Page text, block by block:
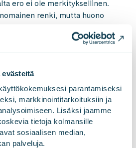
parantamiseksi
markkinointitarkoituksiin ja
Lisäksi jaamme
tietoja kolmansille
sosiaalisen median,
palveluja.
ero ei ole merkityksellinen.
renki, mutta huono
voidaan tehostaa koko
aina tuotekonseptien
testaukseen,
ja tuotetukeen asti.